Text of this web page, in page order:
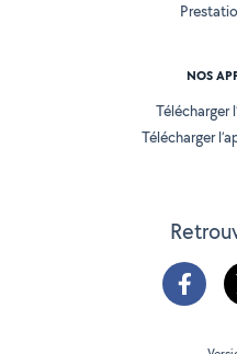
NOS
Télécharger
Télécharger